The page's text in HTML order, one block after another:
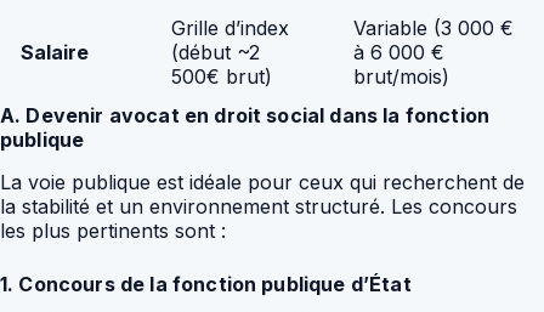
Salaire
Grille d’index
(début ~2
500€ brut)
Variable (3 000 €
à 6 000 €
brut/mois)
A. Devenir avocat en droit social dans la fonction
publique
La voie publique est idéale pour ceux qui recherchent de
la stabilité et un environnement structuré. Les concours
les plus pertinents sont :
1. Concours de la fonction publique d’État